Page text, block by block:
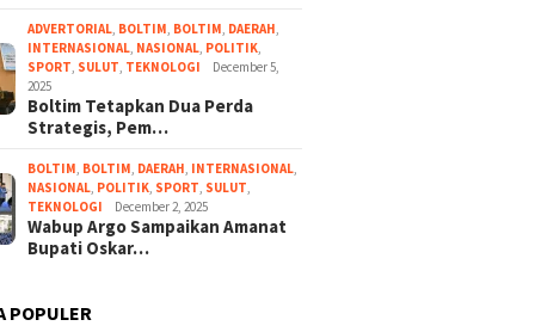
ADVERTORIAL, BOLTIM, BOLTIM, DAERAH,
INTERNASIONAL, NASIONAL, POLITIK,
SPORT, SULUT, TEKNOLOGI
December 5,
2025
Boltim Tetapkan Dua Perda
Strategis, Pem…
BOLTIM, BOLTIM, DAERAH, INTERNASIONAL,
NASIONAL, POLITIK, SPORT, SULUT,
TEKNOLOGI
December 2, 2025
Wabup Argo Sampaikan Amanat
Bupati Oskar…
POPULER